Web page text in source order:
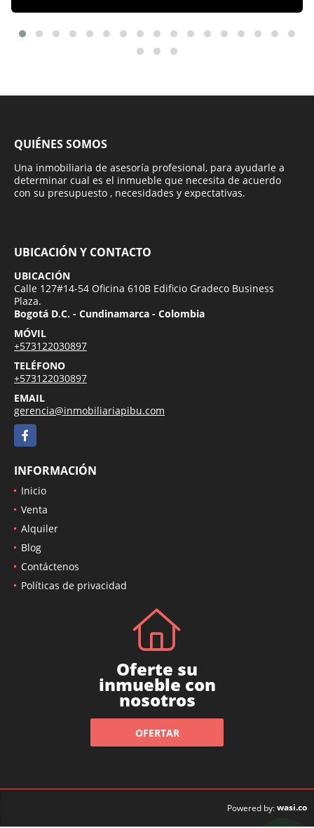
QUIÉNES SOMOS
Una inmobiliaria de asesoría profesional, para ayudarle a
determinar cual es el inmueble que necesita de acuerdo
con su presupuesto , necesidades y expectativas.
UBICACIÓN Y CONTACTO
UBICACIÓN
Calle 127#14-54 Oficina 610B Edificio Gradeco Business
Plaza.
Bogotá D.C. - Cundinamarca - Colombia
MÓVIL
+573122030897
TELÉFONO
+573122030897
EMAIL
gerencia@inmobiliariapibu.com
Facebook
INFORMACIÓN
Inicio
Venta
Alquiler
Blog
Contáctenos
Políticas de privacidad
Oferte su
inmueble con
nosotros
OFERTAR
Powered by:wasi.co